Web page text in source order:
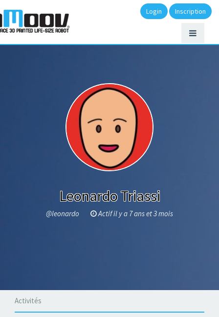
Login Inscription
Leonardo Triassi
@leonardo Actif il y a 7 ans et 3 mois
Activités